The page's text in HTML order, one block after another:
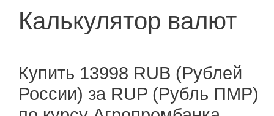
Калькулятор валют
Купить 13998 RUB (Рублей
России) за RUP (Рубль ПМР)